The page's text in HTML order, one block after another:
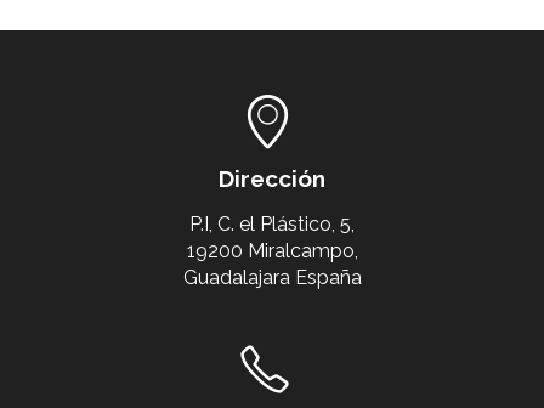
Dirección
P.I, C. el Plástico, 5,
19200 Miralcampo,
Guadalajara España